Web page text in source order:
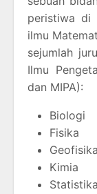
peristiwa di
ilmu
sejumlah
Ilmu
dan MIPA):
Biologi
Fisika
Geofisika
Kimia
Statistika